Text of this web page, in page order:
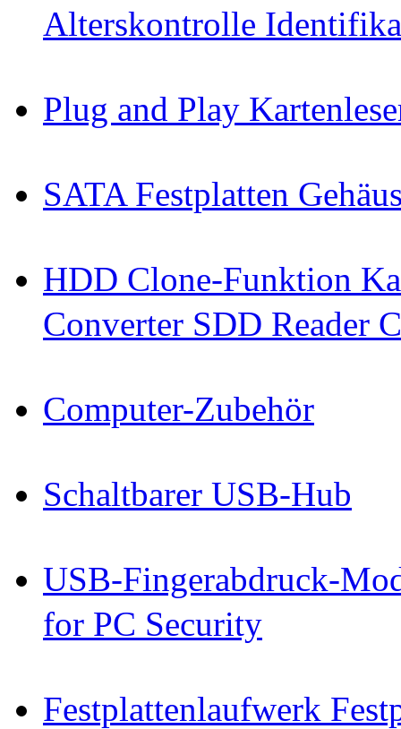
Alterskontrolle
Plug and Play
SATA Festplatten
HDD Clone-Funktion
Converter SDD Reader
Computer-Zubehör
Schaltbarer USB-Hub
USB-Fingerabdruck-
for PC Security
Festplattenlaufwerk